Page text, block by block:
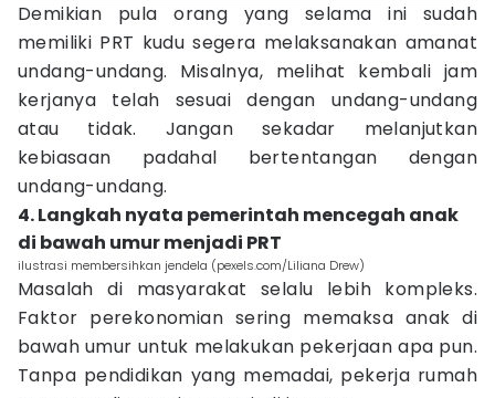
Demikian pula orang yang selama ini sudah
memiliki PRT kudu segera melaksanakan amanat
undang-undang. Misalnya, melihat kembali jam
kerjanya telah sesuai dengan undang-undang
atau tidak. Jangan sekadar melanjutkan
kebiasaan padahal bertentangan dengan
undang-undang.
4. Langkah nyata pemerintah mencegah anak
di bawah umur menjadi PRT
ilustrasi membersihkan jendela (pexels.com/Liliana Drew)
Masalah di masyarakat selalu lebih kompleks.
Faktor perekonomian sering memaksa anak di
bawah umur untuk melakukan pekerjaan apa pun.
Tanpa pendidikan yang memadai, pekerja rumah